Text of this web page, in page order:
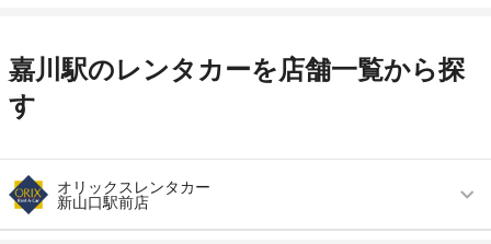
嘉川駅のレンタカーを店舗一覧から探
す
オリックスレンタカー
新山口駅前店